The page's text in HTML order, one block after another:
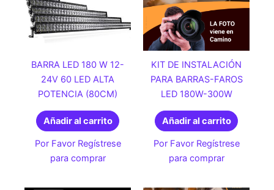
BARRA LED 180 W 12-
24V 60 LED ALTA
POTENCIA (80CM)
Añadir al carrito
Por Favor Regístrese
para comprar
KIT DE INSTALACIÓN
PARA BARRAS-FAROS
LED 180W-300W
Añadir al carrito
Por Favor Regístrese
para comprar